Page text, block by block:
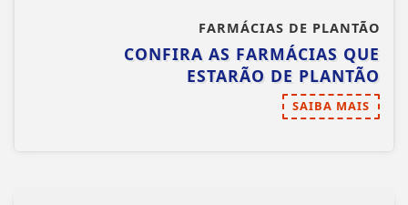
FARMÁCIAS DE PLANTÃO
CONFIRA AS FARMÁCIAS QUE
ESTARÃO DE PLANTÃO
SAIBA MAIS